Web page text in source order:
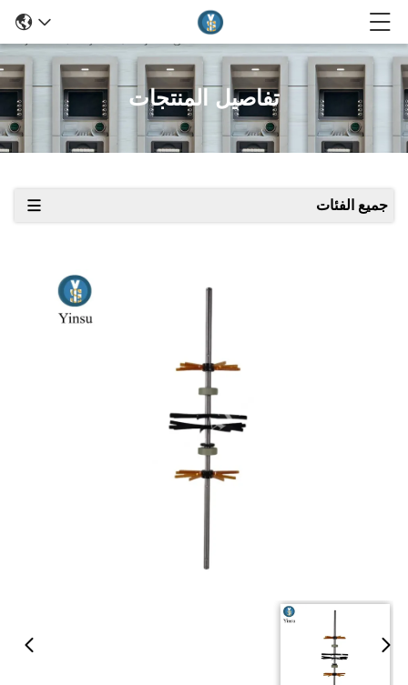
تفاصيل المنتجات
جميع الفئات